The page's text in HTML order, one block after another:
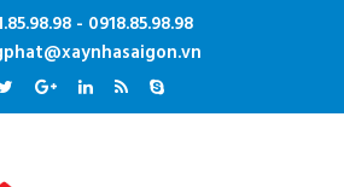
- 0918.85.98.98